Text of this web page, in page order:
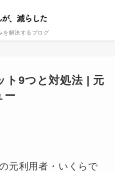
を解決するブログ
ト9つと対処法 | 元
ー
元利用者・いくらで